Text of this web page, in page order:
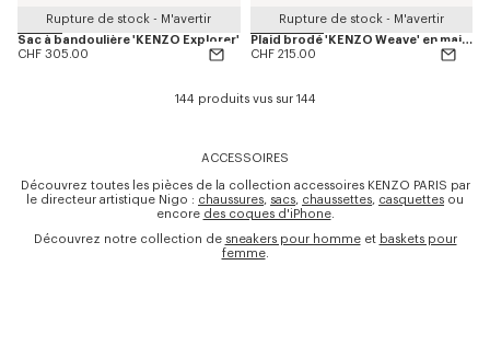
Rupture de stock - M'avertir
Sac à bandoulière 'KENZO Explorer'
CHF 305.00
Rupture de stock - M'avertir
Plaid brodé 'KENZO Weave' en maille
CHF 215.00
144 produits vus sur 144
ACCESSOIRES
Découvrez toutes les pièces de la collection accessoires KENZO PARIS par
le directeur artistique Nigo : chaussures, sacs, chaussettes, casquettes ou
encore des coques d'iPhone.
Découvrez notre collection de sneakers pour hommeet baskets pour
femme.